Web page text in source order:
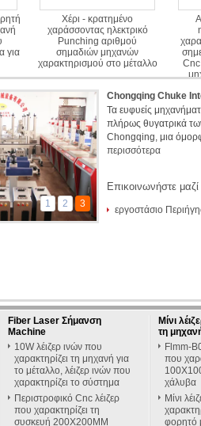
για
Χέρι - κρατημένο
χαράσσοντας ηλεκτρικό
Punching αριθμού
σημαδιών μηχανών
χαρακτηρισμού στο μέταλλο
Cnc
1 2 3
Chongqing Chuke
Τα ευφυείς
πλήρως θυγατρικά
Chongqing, μια
περισσότερα
Επικοινωνήστε
εργοστάσιο
Fiber Laser Σήμανση
Machine
10W λέιζερ ινών που
χαρακτηρίζει τη μηχανή για
το μέταλλο, λέιζερ ινών που
χαρακτηρίζει το σύστημα
Περιστροφικό Cnc λέιζερ
που χαρακτηρίζει τη
συσκευή 200X200MM
Μίνι
τη
Flmm-
που
χάλυβα
Μίνι
φορητό